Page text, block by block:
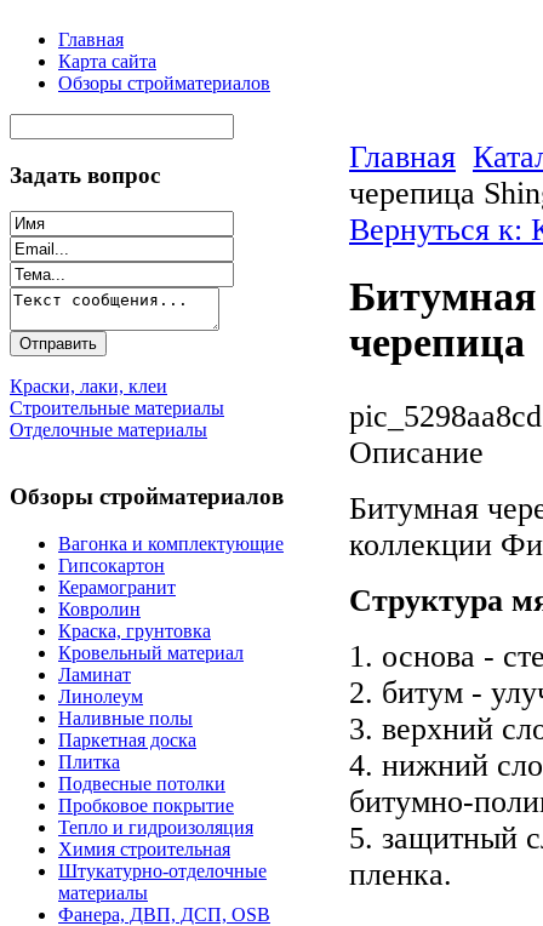
Главная
Карта сайта
Обзоры стройматериалов
Задать вопрос
Краски, лаки, клеи
Строительные материалы
Отделочные материалы
Обзоры стройматериалов
Вагонка и комплектующие
Гипсокартон
Керамогранит
Ковролин
Краска, грунтовка
Кровельный материал
Ламинат
Линолеум
Наливные полы
Паркетная доска
Плитка
Подвесные потолки
Пробковое покрытие
Тепло и гидроизоляция
Химия строительная
Штукатурно-отделочные
материалы
Фанера, ДВП, ДСП, OSB
Главная
черепица
Вернуться к:
Битумная
черепица
Описание
Битумная
коллекции
Структура
1. основа -
2. битум -
3. верхний
4. нижний
битумно-
5. защитный
пленка.